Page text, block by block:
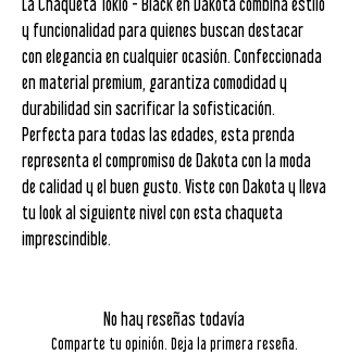
La Chaqueta Tokio - Black en Dakota combina estilo
y funcionalidad para quienes buscan destacar
con elegancia en cualquier ocasión. Confeccionada
en material premium, garantiza comodidad y
durabilidad sin sacrificar la sofisticación.
Perfecta para todas las edades, esta prenda
representa el compromiso de Dakota con la moda
de calidad y el buen gusto. Viste con Dakota y lleva
tu look al siguiente nivel con esta chaqueta
imprescindible.
No hay reseñas todavía
Comparte tu opinión. Deja la primera reseña.